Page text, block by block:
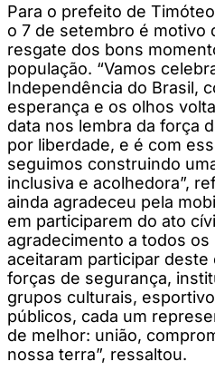
Para o prefeito de
o 7 de setembro é motivo
resgate dos bons
população. “Vamos
Independência do Brasil,
esperança e os olhos
data nos lembra da força
por liberdade, e é com
seguimos construindo
inclusiva e acolhedora”,
ainda agradeceu pela
em participarem do ato
agradecimento a todos
aceitaram participar
forças de segurança,
grupos culturais,
públicos, cada um
de melhor: união,
nossa terra”, ressaltou.